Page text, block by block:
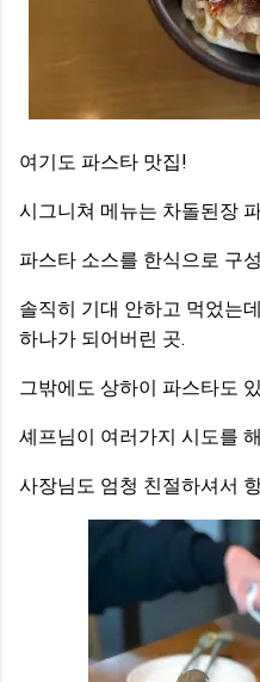
여기도 파스타 맛집!
시그니쳐 메뉴는 차돌된장
파스타 소스를 한식으로 구
솔직히 기대 안하고 먹었는
하나가 되어버린 곳.
그밖에도 상하이 파스타도
셰프님이 여러가지 시도를
사장님도 엄청 친절하셔서